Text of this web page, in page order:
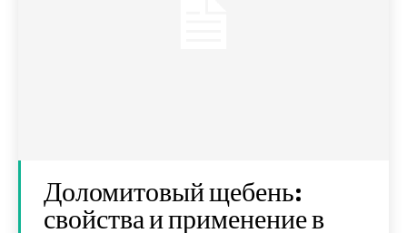
Доломитовый щебень:
свойства и применение в